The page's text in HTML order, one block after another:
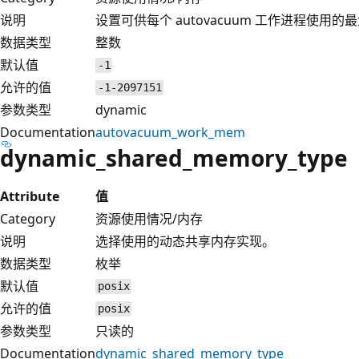
说明
设置可供每个 autovacuum 工作进程使用的最
数据类型
整数
默认值
-1
允许的值 -1-2097151
参数类型
dynamic
Documentationautovacuum_work_mem
dynamic_shared_memory_type
Attribute
值
Category
资源使用情况/内存
说明
选择使用的动态共享内存实现。
数据类型
枚举
默认值
posix
允许的值 posix
参数类型
只读的
Documentationdynamic_shared_memory_type